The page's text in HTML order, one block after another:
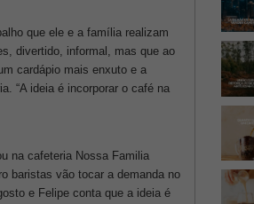
que ele e a família realizam
divertido, informal, mas que ao
cardápio mais enxuto e a
“A ideia é incorporar o café na
na cafeteria Nossa Familia
baristas vão tocar a demanda no
e Felipe conta que a ideia é